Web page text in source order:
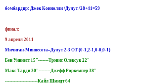
бомбардир: Джек Коннолли /Дулут /28+41=59
финал:
9 апреля 2011
Мичиган-Миннесота–Дулут 2-3 ОТ (0-1,2-1,0-0,0-1)
Бен Уиннетт 15"-------Трэвис Олексук 22"
Макс Тарди 30"--------Джефф Роркемпер 38"
----------------------Кайл Шмидт 64